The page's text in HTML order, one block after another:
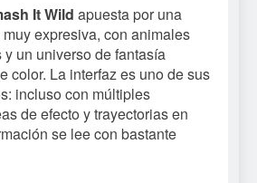
It Wild apuesta por una
expresiva, con animales
un universo de fantasía
color. La interfaz es uno de sus
incluso con múltiples
de efecto y trayectorias en
se lee con bastante